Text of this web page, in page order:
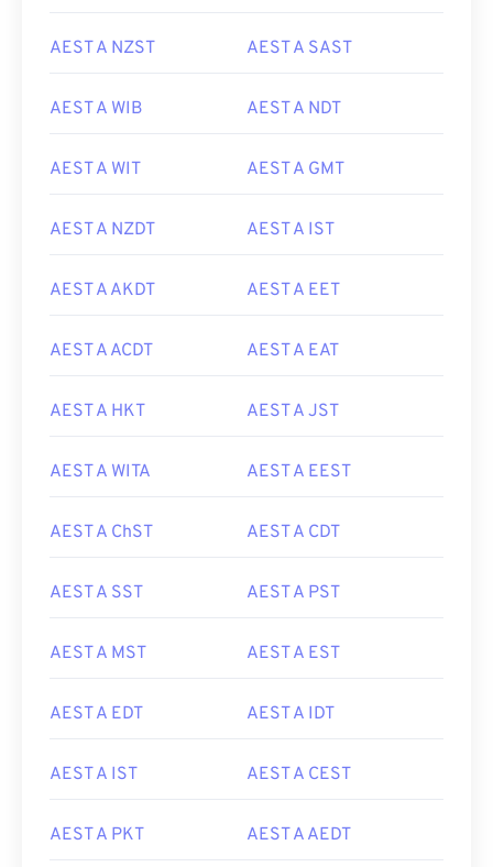
AEST A NZST AEST A SAST
AEST A WIB AEST A NDT
AEST A WIT AEST A GMT
AEST A NZDT AEST A IST
AEST A AKDT AEST A EET
AEST A ACDT AEST A EAT
AEST A HKT AEST A JST
AEST A WITA AEST A EEST
AEST A ChST AEST A CDT
AEST A SST AEST A PST
AEST A MST AEST A EST
AEST A EDT AEST A IDT
AEST A IST AEST A CEST
AEST A PKT AEST A AEDT